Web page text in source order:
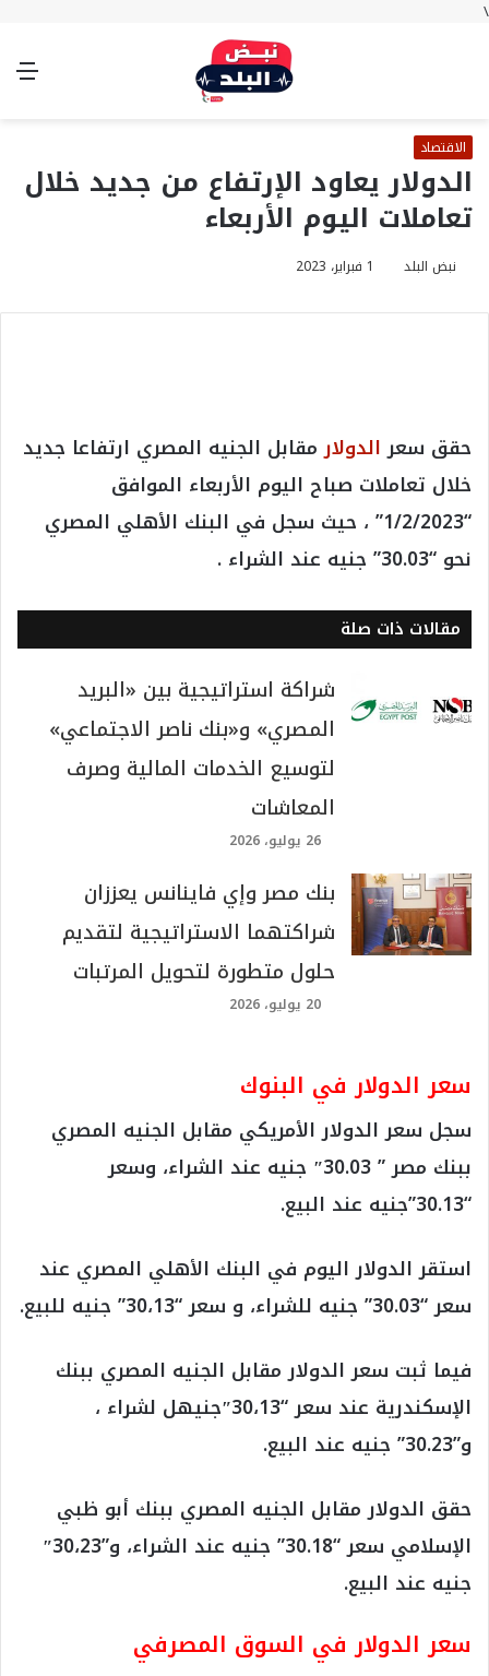
\
الوضع
الاقتصاد
الدولار يعاود الإرتفاع من جديد خلال
تعاملات اليوم الأربعاء
نبض البلد 1 فبراير، 2023
حقق سعرالدولارمقابل الجنيه المصري ارتفاعا جديد
خلال تعاملات صباح اليوم الأربعاء الموافق
“1/2/2023” ، حيث سجل في البنك الأهلي المصري
نحو “30.03” جنيه عند الشراء .
مقالات ذات صلة
شراكة استراتيجية بين «البريد
المصري» و«بنك ناصر الاجتماعي»
لتوسيع الخدمات المالية وصرف
المعاشات
26 يوليو، 2026
بنك مصر وإي فاينانس يعززان
شراكتهما الاستراتيجية لتقديم
حلول متطورة لتحويل المرتبات
20 يوليو، 2026
سعر الدولار في البنوك
سجل سعر الدولار الأمريكي مقابل الجنيه المصري
ببنك مصر ” 30.03″ جنيه عند الشراء، وسعر
“30.13”جنيه عند البيع.
استقر الدولار اليوم في البنك الأهلي المصري عند
سعر “30.03” جنيه للشراء، و سعر “30،13” جنيه للبيع.
فيما ثبت سعر الدولار مقابل الجنيه المصري ببنك
الإسكندرية عند سعر “30،13″جنيهل لشراء ،
و”30.23” جنيه عند البيع.
حقق الدولار مقابل الجنيه المصري ببنك أبو ظبي
الإسلامي سعر “30.18” جنيه عند الشراء، و”30،23″
جنيه عند البيع.
سعر الدولار في السوق المصرفي